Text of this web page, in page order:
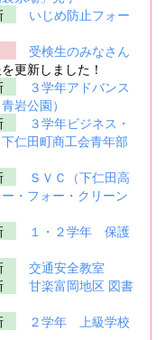
いじめ防止フォー
受検生のみなさん
更新しました！
３学年アドバンス
岩公園）
３学年ビジネス・
仁田町商工会青年部
ＳＶＣ（下仁田高
・フォー・クリーン
１・２学年 保護
交通安全教室
甘楽富岡地区 図書
２学年 上級学校